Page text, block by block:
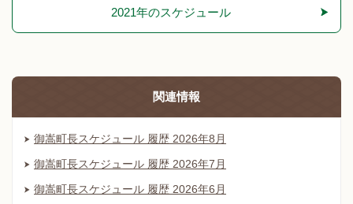
2021年のスケジュール
関連情報
御嵩町長スケジュール 履歴 2026年8月
御嵩町長スケジュール 履歴 2026年7月
御嵩町長スケジュール 履歴 2026年6月